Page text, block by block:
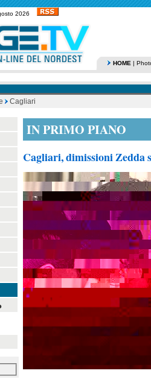
2026
HOME |
Cagliari
IN PRIMO PIANO
Cagliari, dimissioni Zedda